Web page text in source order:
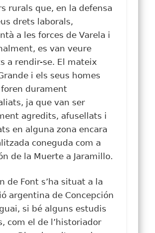
rurals que, en la defensa
drets laborals,
a les forces de Varela i
es van veure
a rendir-se. El mateix
i els seus homes
durament
ja que van ser
agredits, afusellats i
en alguna zona encara
coneguda com a
de la Muerte a Jaramillo.
de Font s’ha situat a la
argentina de Concepción
si bé alguns estudis
com el de l’historiador